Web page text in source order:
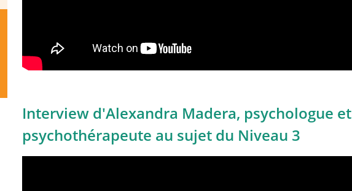
Interview d'Alexandra Madera, psychologue et
psychothérapeute au sujet du Niveau 3